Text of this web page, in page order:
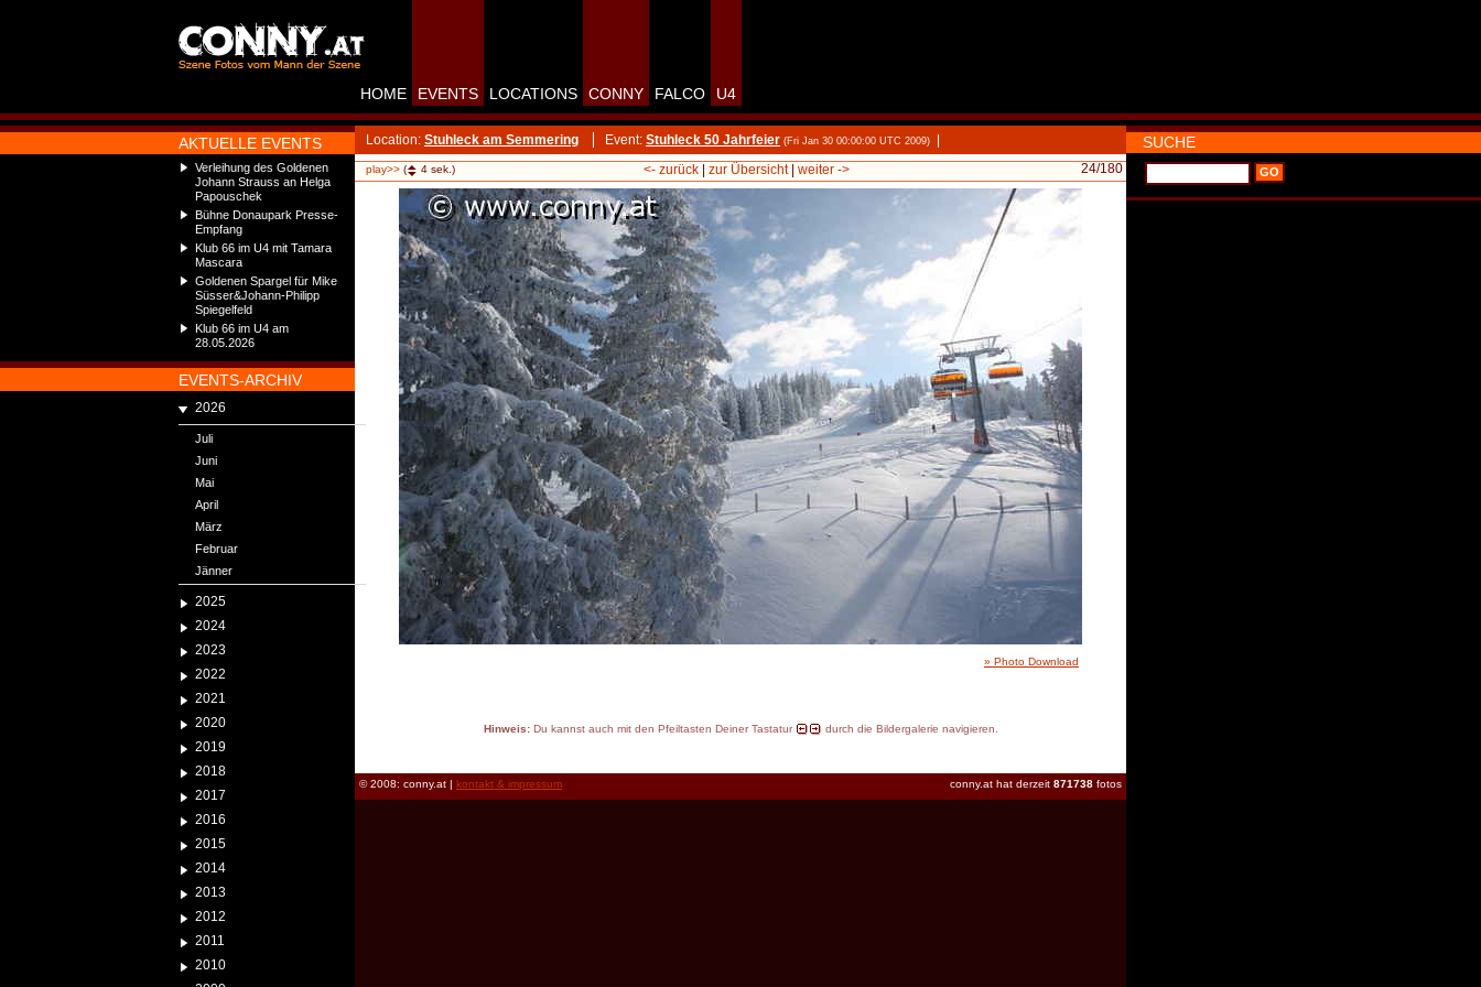
AKTUELLE EVENTS
Verleihung des Goldenen
Johann Strauss an Helga
Papouschek
Bühne Donaupark Presse-
Empfang
Klub 66 im U4 mit Tamara
Mascara
Goldenen Spargel für Mike
Süsser&Johann-Philipp
Spiegelfeld
Klub 66 im U4 am
28.05.2026
EVENTS-ARCHIV
2026
Juli
Juni
Mai
April
März
Februar
Jänner
2025
2024
2023
2022
2021
2020
2019
2018
2017
2016
2015
2014
2013
2012
2011
2010
HOME EVENTS LOCATIONS CONNY FALCO U4
Location: Stuhleck am Semmering Event: Stuhleck 50 Jahrfeier (Fri Jan 30 00:00:00 UTC 2009)
play>> ( 4 sek.) 24/180
<- zurück| zur Übersicht| weiter ->
» Photo Download
Hinweis:Du kannst auch mit den Pfeiltasten Deiner Tastatur durch die Bildergalerie navigieren.
conny.at hat derzeit 871738 fotos
© 2008: conny.at | kontakt & impressum
SUCHE